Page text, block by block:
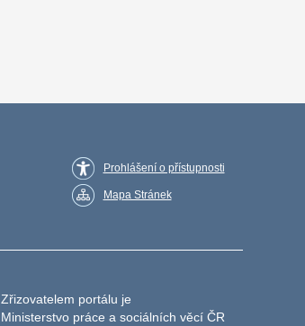
Prohlášení o přístupnosti
Mapa Stránek
Zřizovatelem portálu je
Ministerstvo práce a sociálních věcí ČR